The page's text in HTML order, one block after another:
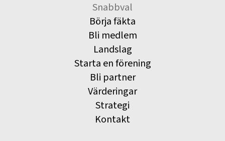
Snabbval
Börja fäkta
Bli medlem
Landslag
Starta en förening
Bli partner
Värderingar
Strategi
Kontakt